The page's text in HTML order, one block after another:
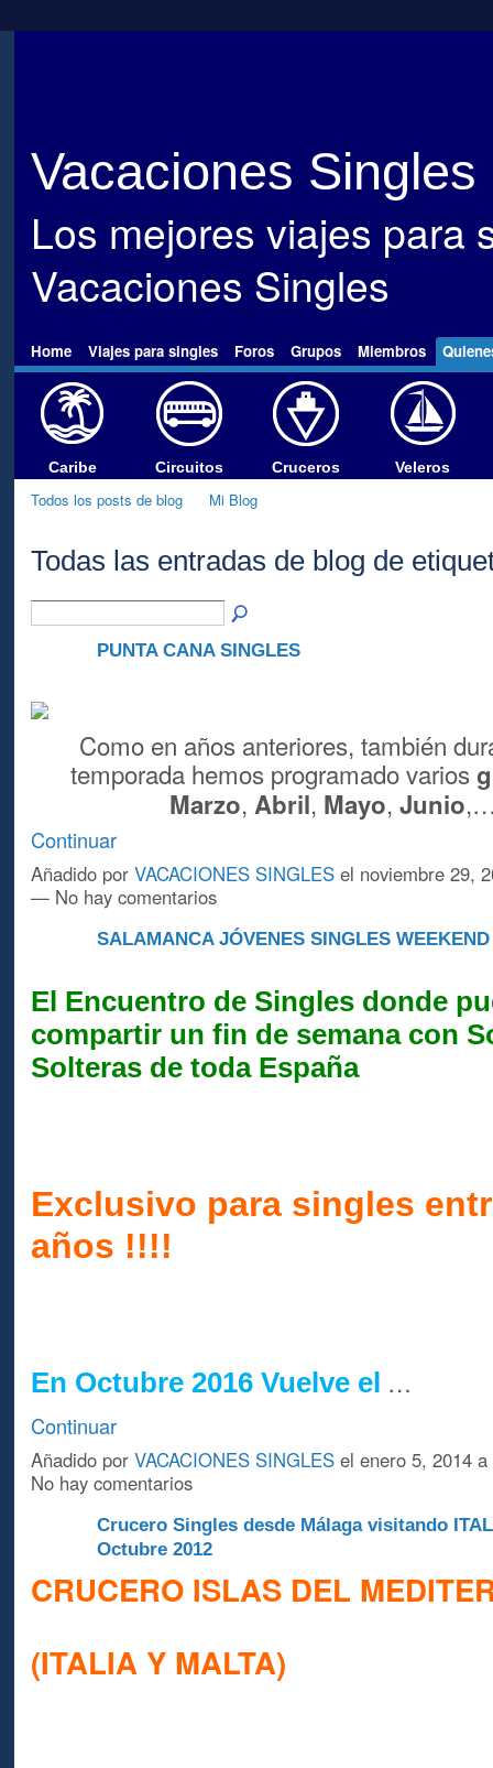
Vacaciones Singles
Los mejores viajes para
Vacaciones Singles
Home Viajes para singles Foros Grupos Miembros
Caribe Circuitos Cruceros Veleros
Todos los posts de blog Mi Blog
Todas las entradas de blog de
PUNTA CANA SINGLES
Como en años anteriores, también
temporada hemos programado varios
Marzo, Abril, Mayo, Junio
Continuar
Añadido por VACACIONES SINGLESel noviembre 29,
— No hay comentarios
SALAMANCA JÓVENES SINGLES WEEKEND
El Encuentro de Singles donde
compartir un fin de semana con
Solteras de toda España
Exclusivo para singles
años !!!!
En Octubre 2016 Vuelve el …
Continuar
Añadido por VACACIONES SINGLESel enero 5, 2014
No hay comentarios
Crucero Singles desde Málaga visitando
Octubre 2012
CRUCERO ISLAS DEL
(ITALIA Y MALTA)